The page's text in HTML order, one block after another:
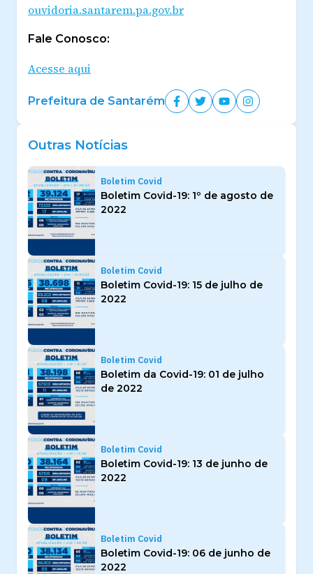
ouvidoria.santarem.pa.gov.br
Fale Conosco:
Acesse aqui
Prefeitura de Santarém
Outras Notícias
Boletim Covid
Boletim Covid-19: 1º de agosto de
2022
Boletim Covid
Boletim Covid-19: 15 de julho de
2022
Boletim Covid
Boletim da Covid-19: 01 de julho
de 2022
Boletim Covid
Boletim Covid-19: 13 de junho de
2022
Boletim Covid
Boletim Covid-19: 06 de junho de
2022